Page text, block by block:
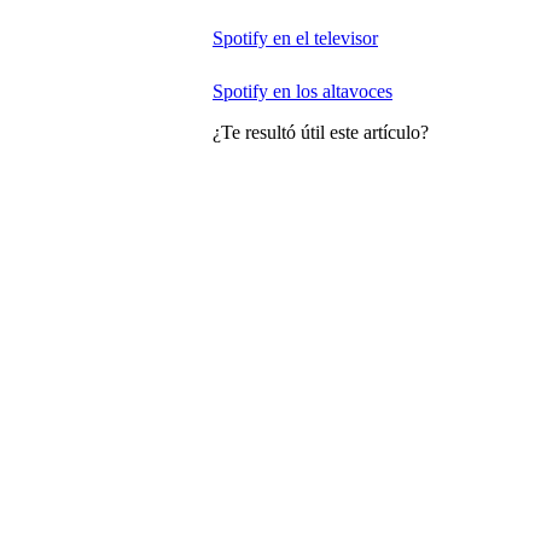
Spotify en el televisor
Spotify en los altavoces
¿Te resultó útil este artículo?